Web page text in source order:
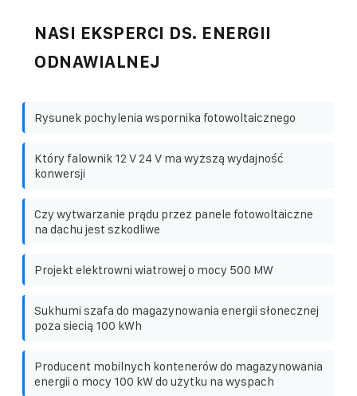
NASI EKSPERCI DS. ENERGII
ODNAWIALNEJ
Rysunek pochylenia wspornika fotowoltaicznego
Który falownik 12 V 24 V ma wyższą wydajność
konwersji
Czy wytwarzanie prądu przez panele fotowoltaiczne
na dachu jest szkodliwe
Projekt elektrowni wiatrowej o mocy 500 MW
Sukhumi szafa do magazynowania energii słonecznej
poza siecią 100 kWh
Producent mobilnych kontenerów do magazynowania
energii o mocy 100 kW do użytku na wyspach